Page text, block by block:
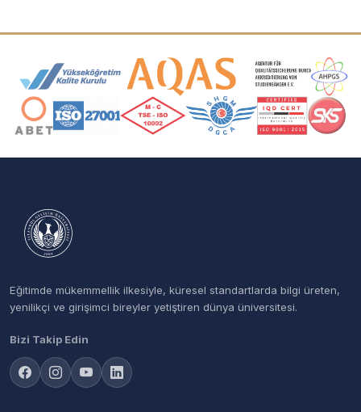
Akreditasyon ve Üyelik Logoları
Eğitimde mükemmellik ilkesiyle, küresel standartlarda bilgi üreten,
yenilikçi ve girişimci bireyler yetiştiren dünya üniversitesi.
Bizi Takip Edin